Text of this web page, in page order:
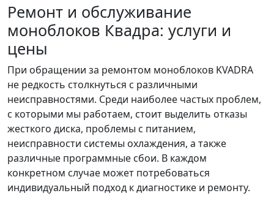
Ремонт и обслуживание
моноблоков Квадра: услуги и
цены
При обращении за ремонтом моноблоков KVADRA
не редкость столкнуться с различными
неисправностями. Среди наиболее частых проблем,
с которыми мы работаем, стоит выделить отказы
жесткого диска, проблемы с питанием,
неисправности системы охлаждения, а также
различные программные сбои. В каждом
конкретном случае может потребоваться
индивидуальный подход к диагностике и ремонту.